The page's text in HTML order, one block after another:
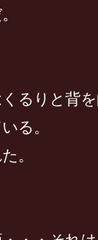
るりと背を
る。
。